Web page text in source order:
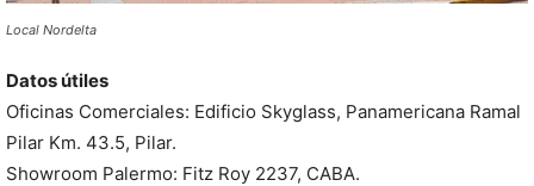
Local Nordelta
Datos útiles
Oficinas Comerciales: Edificio Skyglass, Panamericana Ramal
Pilar Km. 43.5, Pilar.
Showroom Palermo: Fitz Roy 2237, CABA.